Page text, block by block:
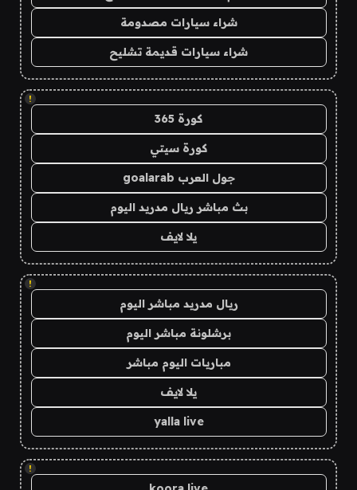
شراء سيارات مصدومة
شراء سيارات قديمة تشليح
!
كورة 365
كورة سيتي
جول العرب goalarab
بث مباشر ريال مدريد اليوم
يلا لايف
!
ريال مدريد مباشر اليوم
برشلونة مباشر اليوم
مباريات اليوم مباشر
يلا لايف
yalla live
!